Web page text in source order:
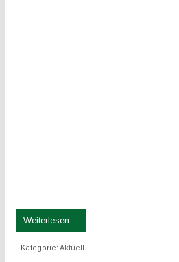
Weiterlesen ...
Kategorie:Aktuell